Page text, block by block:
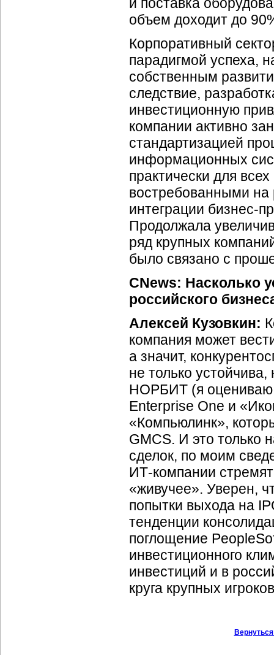
объем доходит до
Корпоративный
парадигмой успеха,
собственным
следствие,
инвестиционную
компании активно
стандартизацией
информационных
практически для
востребованными на
интеграции бизнес-
Продолжала
ряд крупных
было связано с
CNews: Насколько
российского
Алексей Кузовкин:
компания может
а значит,
не только
НОРБИТ (я оцениваю
Enterprise One и
«Компьюлинк»,
GMCS. И это только
сделок, по моим
ИТ-компании
«живучее». Уверен,
попытки выхода на
тенденции
поглощение
инвестиционного
инвестиций и в
круга крупных